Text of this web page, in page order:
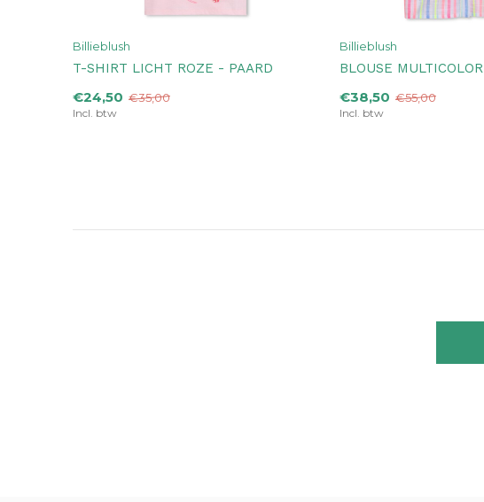
Billieblush
T-SHIRT LICHT ROZE - PAARD
€24,50 €35,00
Incl. btw
Billieblush
BLOUSE MULTICOLOR
€38,50 €55,00
Incl. btw